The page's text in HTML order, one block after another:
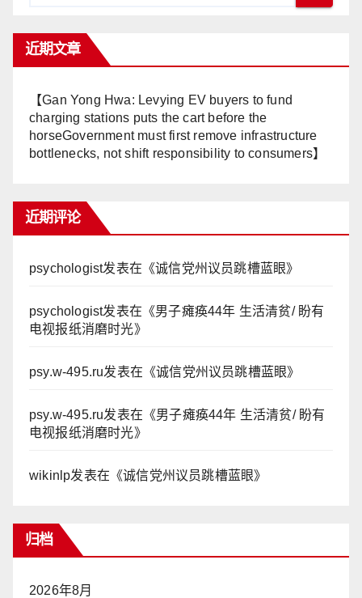
近期文章
【Gan Yong Hwa: Levying EV buyers to fund
charging stations puts the cart before the
horseGovernment must first remove infrastructure
bottlenecks, not shift responsibility to consumers】
近期评论
psychologist发表在《诚信党州议员跳槽蓝眼》
psychologist发表在《男子瘫痪44年 生活清贫/ 盼有
电视报纸消磨时光》
psy.w-495.ru发表在《诚信党州议员跳槽蓝眼》
psy.w-495.ru发表在《男子瘫痪44年 生活清贫/ 盼有
电视报纸消磨时光》
wikinlp发表在《诚信党州议员跳槽蓝眼》
归档
2026年8月